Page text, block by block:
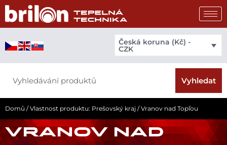
Přeskočit
obsah
Česká koruna (Kč) -
CZK
Vyhledat
Domů / Vlastnost produktu: Prešovský kraj / Vranov nad Topľou
VRANOV NAD